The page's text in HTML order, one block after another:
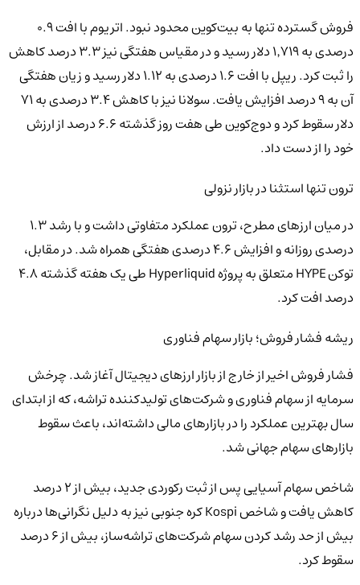
فروش گسترده تنها به بیت‌کوین محدود نبود. اتریوم با افت ۰.۹
درصدی به ۱٬۷۱۹ دلار رسید و در مقیاس هفتگی نیز ۳.۳ درصد کاهش
را ثبت کرد. ریپل با افت ۱.۶ درصدی به ۱.۱۲ دلار رسید و زیان هفتگی
آن به ۹ درصد افزایش یافت. سولانا نیز با کاهش ۳.۴ درصدی به ۷۱
دلار سقوط کرد و دوج‌کوین طی هفت روز گذشته ۶.۶ درصد از ارزش
خود را از دست داد.
ترون تنها استثنا در بازار نزولی
در میان ارزهای مطرح، ترون عملکرد متفاوتی داشت و با رشد ۱.۳
درصدی روزانه و افزایش ۴.۶ درصدی هفتگی همراه شد. در مقابل،
توکن HYPE متعلق به پروژه Hyperliquid طی یک هفته گذشته ۴.۸
درصد افت کرد.
ریشه فشار فروش؛ بازار سهام فناوری
فشار فروش اخیر از خارج از بازار ارزهای دیجیتال آغاز شد. چرخش
سرمایه از سهام فناوری و شرکت‌های تولیدکننده تراشه، که از ابتدای
سال بهترین عملکرد را در بازارهای مالی داشته‌اند، باعث سقوط
بازارهای سهام جهانی شد.
شاخص سهام آسیایی پس از ثبت رکوردی جدید، بیش از ۲ درصد
کاهش یافت و شاخص Kospi کره جنوبی نیز به دلیل نگرانی‌ها درباره
بیش از حد رشد کردن سهام شرکت‌های تراشه‌ساز، بیش از ۶ درصد
سقوط کرد.